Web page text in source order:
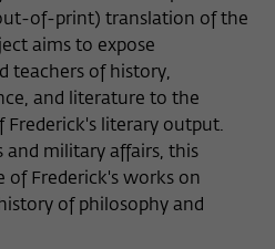
of-print) translation of the
aims to expose
teachers of history,
and literature to the
literary output.
and military affairs, this
of Frederick's works on
of philosophy and